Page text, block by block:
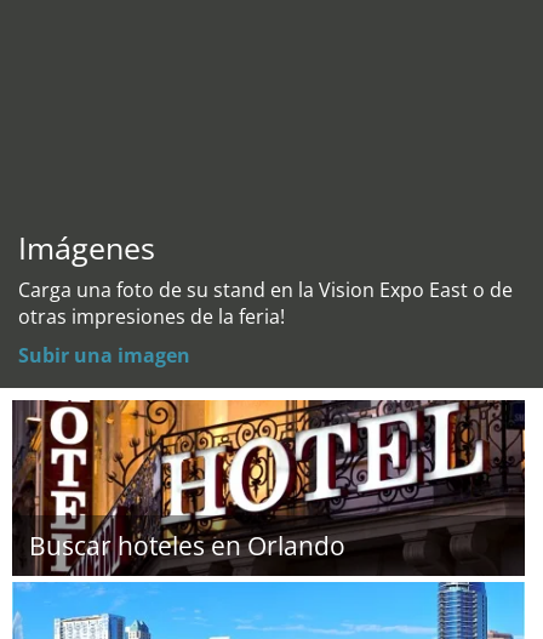
Imágenes
Carga una foto de su stand en la Vision Expo East o de
otras impresiones de la feria!
Subir una imagen
Buscar hoteles en Orlando